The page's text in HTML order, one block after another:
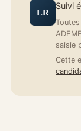
LR
Suivi
saisie
Cette